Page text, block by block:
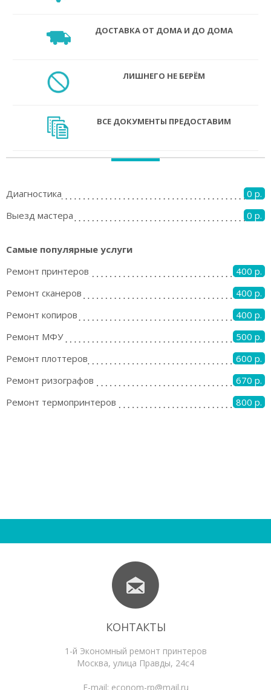
ДОСТАВКА ОТ ДОМА И ДО ДОМА
ЛИШНЕГО НЕ БЕРЁМ
ВСЕ ДОКУМЕНТЫ ПРЕДОСТАВИМ
Диагностика
0 р.
Выезд мастера
0 р.
Самые популярные услуги
Ремонт принтеров
400 р.
Ремонт сканеров
400 р.
Ремонт копиров
400 р.
Ремонт МФУ
500 р.
Ремонт плоттеров
600 р.
Ремонт ризографов
670 р.
Ремонт термопринтеров
800 р.
КОНТАКТЫ
1-й Экономный ремонт принтеров
Москва, улица Правды, 24с4
E-mail: econom-rp@mail.ru